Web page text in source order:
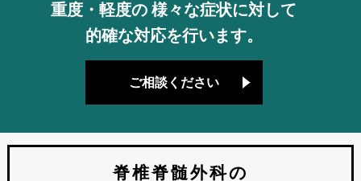
重度・軽度の 様々な症状に対して
的確な対応を行います。
ご相談ください
脊椎脊髄外科の